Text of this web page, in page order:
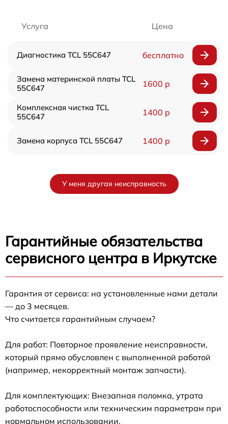
Услуга Цена
Диагностика TCL 55C647 бесплатно
Замена материнской платы TCL
55C647
1600 р
Комплексная чистка TCL
55C647
1400 р
Замена корпуса TCL 55C647 1400 р
У меня другая неисправность
Гарантийные обязательства
сервисного центра в Иркутске
Гарантия от сервиса: на установленные нами детали
— до 3 месяцев.
Что считается гарантийным случаем?
Для работ: Повторное проявление неисправности,
который прямо обусловлен с выполненной работой
(например, некорректный монтаж запчасти).
Для комплектующих: Внезапная поломка, утрата
работоспособности или техническим параметрам при
нормальном использовании.